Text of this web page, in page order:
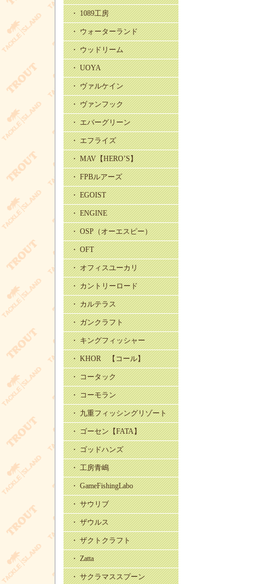
・ 1089工房
・ ウォーターランド
・ ウッドリーム
・ UOYA
・ ヴァルケイン
・ ヴァンフック
・ エバーグリーン
・ エフライズ
・ MAV【HERO’S】
・ FPBルアーズ
・ EGOIST
・ ENGINE
・ OSP（オーエスピー）
・ OFT
・ オフィスユーカリ
・ カントリーロード
・ カルテラス
・ ガンクラフト
・ キングフィッシャー
・ KHOR 【コール】
・ コータック
・ コーモラン
・ 九重フィッシングリゾート
・ ゴーセン【FATA】
・ ゴッドハンズ
・ 工房青嶋
・ GameFishingLabo
・ サウリブ
・ ザウルス
・ ザクトクラフト
・ Zatta
・ サクラマススプーン